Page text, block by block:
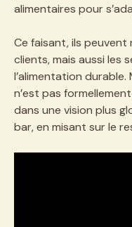
alimentaires pour
Ce faisant, ils
clients, mais aussi les
l’alimentation
n’est pas
dans une vision plus
bar, en misant sur le